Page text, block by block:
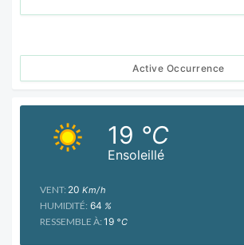
Active Occurrence
Ensoleillé
19 °C
VENT: 20 Km/h
HUMIDITÉ: 64 %
RESSEMBLE À: 19 °C